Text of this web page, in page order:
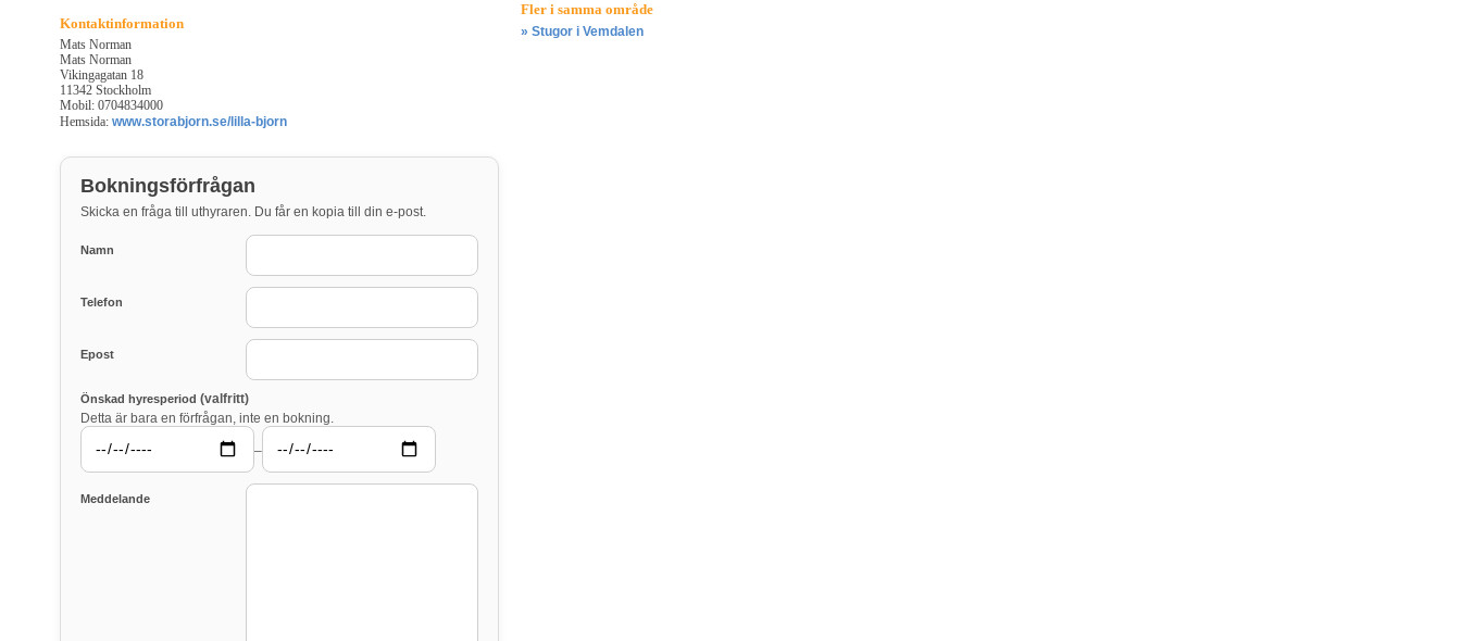
Kontaktinformation
Mats Norman
Mats Norman
Vikingagatan 18
11342 Stockholm
Mobil: 0704834000
Hemsida: www.storabjorn.se/lilla-bjorn
Bokningsförfrågan
Skicka en fråga till uthyraren. Du får en kopia till din e-post.
Namn
Telefon
Epost
Önskad hyresperiod (valfritt)
Detta är bara en förfrågan, inte en bokning.
–
Meddelande
Fler i samma område
» Stugor i Vemdalen